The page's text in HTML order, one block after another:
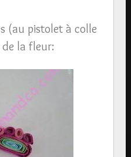
(au pistolet à colle
la fleur: